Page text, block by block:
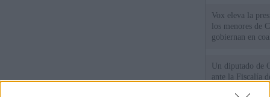
Vox eleva la
los menores de
gobiernan en
Un diputado de
ante la Fiscalía